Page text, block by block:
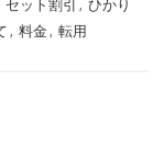
セット割引 , ひかり
, 料金, 転用